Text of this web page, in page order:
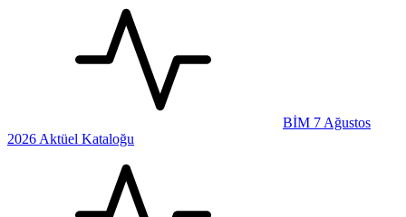
BİM 7 Ağustos
2026 Aktüel Kataloğu